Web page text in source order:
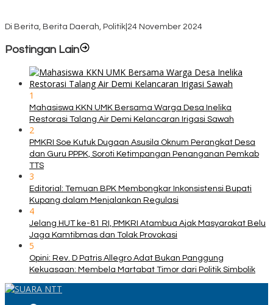
Di Berita, Berita Daerah, Politik 24 November 2024
Postingan Lain
1
Mahasiswa KKN UMK Bersama Warga Desa Inelika
Restorasi Talang Air Demi Kelancaran Irigasi Sawah
2
PMKRI Soe Kutuk Dugaan Asusila Oknum Perangkat Desa
dan Guru PPPK, Soroti Ketimpangan Penanganan Pemkab
TTS
3
Editorial: Temuan BPK Membongkar Inkonsistensi Bupati
Kupang dalam Menjalankan Regulasi
4
Jelang HUT ke-81 RI, PMKRI Atambua Ajak Masyarakat Belu
Jaga Kamtibmas dan Tolak Provokasi
5
Opini: Rev. D Patris Allegro Adat Bukan Panggung
Kekuasaan: Membela Martabat Timor dari Politik Simbolik